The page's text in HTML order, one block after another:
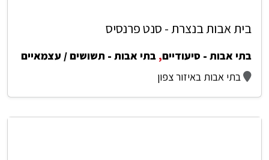
בית אבות בנצרת - סנט פרנסיס
בתי אבות - סיעודיים, בתי אבות - תשושים / עצמאיים
בתי אבות באיזור צפון